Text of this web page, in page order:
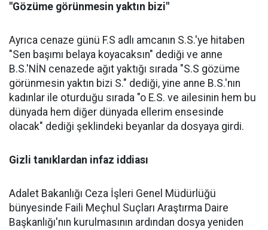
"Gözüme görünmesin yaktın bizi"
Ayrıca cenaze günü F.S adlı amcanın S.S.'ye hitaben
"Sen başımı belaya koyacaksın" dediği ve anne
B.S.'NİN cenazede ağıt yaktığı sırada "S.S gözüme
görünmesin yaktın bizi S." dediği, yine anne B.S.'nın
kadınlar ile oturduğu sırada "o E.S. ve ailesinin hem bu
dünyada hem diğer dünyada ellerim ensesinde
olacak" dediği şeklindeki beyanlar da dosyaya girdi.
Gizli tanıklardan infaz iddiası
Adalet Bakanlığı Ceza İşleri Genel Müdürlüğü
bünyesinde Faili Meçhul Suçları Araştırma Daire
Başkanlığı'nın kurulmasının ardından dosya yeniden